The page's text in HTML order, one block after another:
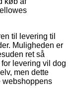
til levering til
Muligheden er
ret så
levering vil dog
men dette
webshoppens